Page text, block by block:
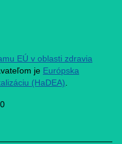
EÚ v oblasti zdravia
je Európska
(HaDEA)